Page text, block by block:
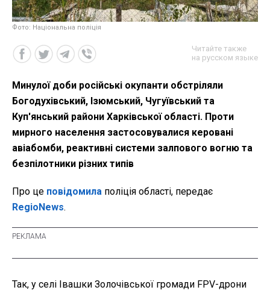
Фото: Національна поліція
Читайте также
на русском языке
Минулої доби російські окупанти обстріляли
Богодухівський, Ізюмський, Чугуївський та
Куп'янський райони Харківської області. Проти
мирного населення застосовувалися керовані
авіабомби, реактивні системи залпового вогню та
безпілотники різних типів
Про це повідомила поліція області, передає
RegioNews.
Так, у селі Івашки Золочівської громади FPV-дрони